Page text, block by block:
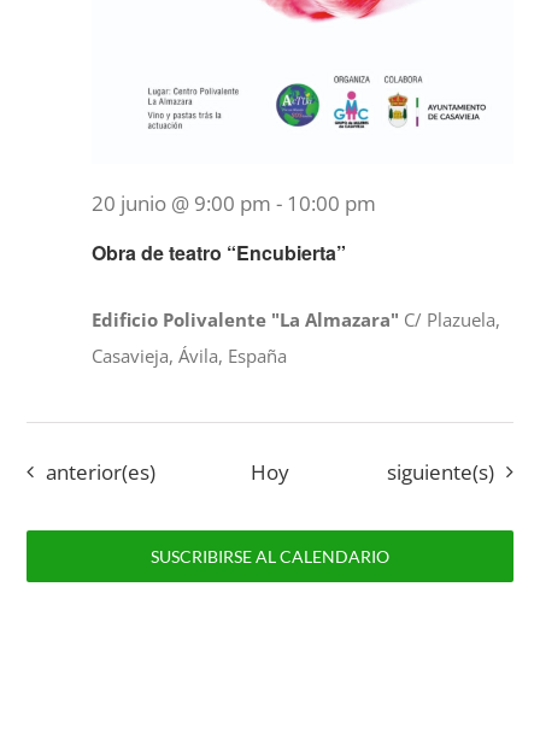
Obra de teatro “Encubierta”
20 junio @ 9:00 pm - 10:00 pm
Edificio Polivalente "La Almazara" C/ Plazuela,
Casavieja, Ávila, España
Eventos
anterior(es) Hoy Eventos
siguiente(s)
SUSCRIBIRSE AL CALENDARIO